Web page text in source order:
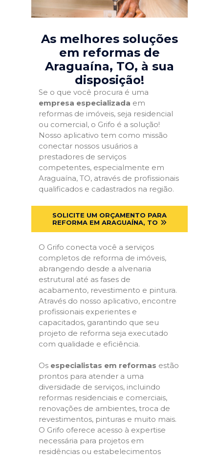
As melhores soluções
em reformas de
Araguaína, TO, à sua
disposição!
Se o que você procura é uma
empresa especializada em
reformas de imóveis, seja residencial
ou comercial, o Grifo é a solução!
Nosso aplicativo tem como missão
conectar nossos usuários a
prestadores de serviços
competentes, especialmente em
Araguaína, TO, através de profissionais
qualificados e cadastrados na região.
SOLICITE UM ORÇAMENTO PARA
REFORMA EM ARAGUAÍNA, TO
O Grifo conecta você a serviços
completos de reforma de imóveis,
abrangendo desde a alvenaria
estrutural até as fases de
acabamento, revestimento e pintura.
Através do nosso aplicativo, encontre
profissionais experientes e
capacitados, garantindo que seu
projeto de reforma seja executado
com qualidade e eficiência.
Os especialistas em reformas estão
prontos para atender a uma
diversidade de serviços, incluindo
reformas residenciais e comerciais,
renovações de ambientes, troca de
revestimentos, pinturas e muito mais.
O Grifo oferece acesso à expertise
necessária para projetos em
residências ou estabelecimentos